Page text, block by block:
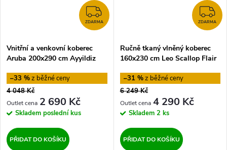
ZDARMA
ZDARMA
Vnitřní a venkovní koberec
Aruba 200x290 cm Ayyildiz
–33 %
4 048 Kč
2 690 Kč
Skladem poslední kus
PŘIDAT DO KOŠÍKU
ZDARMA
Ručně tkaný vlněný koberec
160x230 cm Leo Scallop Flair
–31 %
6 249 Kč
4 290 Kč
Skladem 2 ks
PŘIDAT DO KOŠÍKU